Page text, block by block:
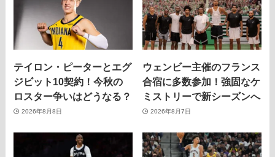
テイロン・ピーターとエグ
ジビット10契約！今秋の
ロスター争いはどうなる？
2026年8月8日
ウェンビー主催のフランス
合宿に多数参加！強固なケ
ミストリーで新シーズンへ
2026年8月7日